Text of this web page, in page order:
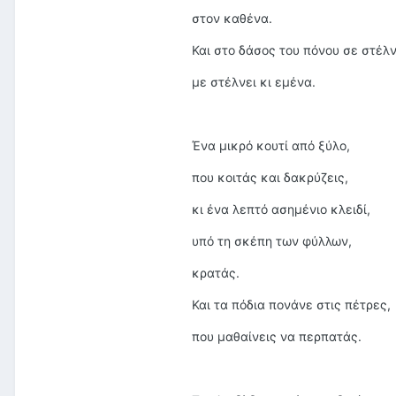
στον καθένα.
Και στο δάσος του πόνου σε
με στέλνει κι εμένα.
Ένα μικρό κουτί από ξύλο,
που κοιτάς και δακρύζεις,
κι ένα λεπτό ασημένιο κλειδί,
υπό τη σκέπη των φύλλων,
κρατάς.
Και τα πόδια πονάνε στις πέτρες,
που μαθαίνεις να περπατάς.